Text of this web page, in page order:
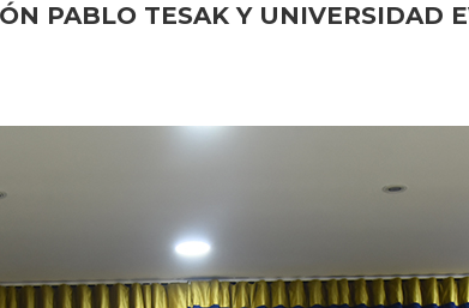
PABLO TESAKY UNIVERSIDAD